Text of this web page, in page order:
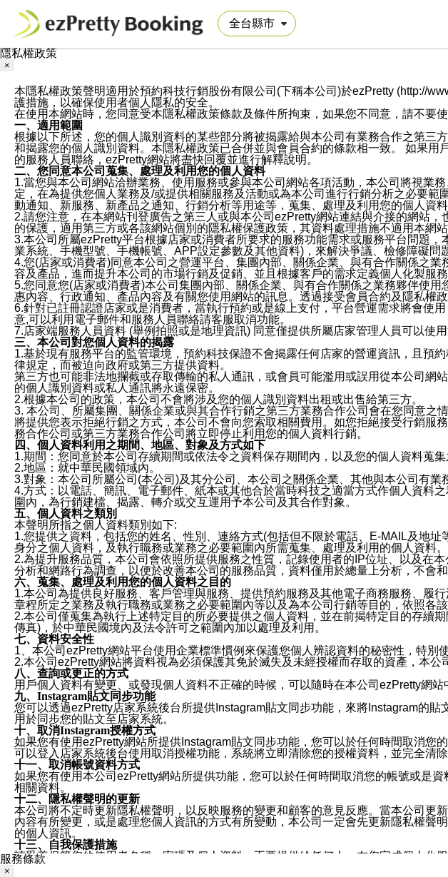
隱私權政策
×
本隱私權政策聲明適用於預約科技行銷股份有限公司(下稱本公司)於ezPretty (http://
護措施，以確保使用者個人隱私的安全。
在使用本網站時，您同意受本隱私權政策條款及條件所拘束，如果您不同意，請不要
一、適用範圍
根據以下所述，您的個人識別資料的某些部分將被揭露給與本公司有業務合作之第三
和揭露您的個人識別資料。本隱私權政策已合併並與會員合約的條款相一致。 如果
的服務人員聯絡，ezPretty網站將盡快回覆並進行解釋說明。
二、您同意本公司蒐集、處理及利用您的個人資料
1.當您與本公司網站洽辦業務、使用服務或參與本公司網站各項活動，本公司將視業
定，在為提供您個人業務及/或提供相關服務及活動或為本公司進行行銷分析之必要
動通知、新服務、新產品之通知、行銷分析等用途等，蒐集、處理及利用您的個人資料
2.請您注意，在本網站刊登廣告之第三人或與本公司ezPretty網站連結與介接的網站
的保護，適用第三方或各該網站個別的隱私權保護政策，其資料處理措施不適用本網
3.本公司所屬ezPretty平台根據店家或消費者所要求的服務功能需求或服務平台問題
業系統、手機型號、手機帳號、APP設定參數及其他資料)，來解決爭議、檢修障礙
4.您(店家或消費者)同意本公司之營運平台、集團內部、關係企業、與有合作關係之
容及產品，進而提升本公司的市場行銷及促銷、並且根據客戶的需求定義個人化製服
5.您同意您(店家或消費者)本公司集團內部、關係企業、與有合作關係之業務夥伴使
惠內容、行政通知、產品內容及有關您使用網站的訊息。透過接受會員合約及隱私權
6.針對已註冊認證店家或是消費者，當執行預約或是線上支付，平台營運需求將會使
意,可以利用電子郵件和服務人員聯絡請客服取消功能。
7.店家端服務人員資料 (舉例拍照或是地理資訊) 同意僅提供所屬店家管理人員可以使
三、本公司對您個人資料的揭露
1.基於現有服務平台的監管環境，預約科技保證不會揭露任何店家的營運資訊，且預
律規定，而被迫向政府或第三方提供資料。
第三方也可能非法地攔截或存取傳輸的私人通訊，或會員可能濫用或誤用從本公司
的個人識別資料或私人通訊將永遠保密。
2.根據本公司的政策，本公司不會將涉及您的個人識別資料出租或出售給第三方。
3. 本公司、所屬集團、關係企業或與其合作行銷之第三方業務合作公司會在您同意之
將提供您表示拒絕行銷之方式，本公司不會向您索取相關費用。如您拒絕接受行銷
務合作公司或第三方業務合作公司將立即停止利用您的個人資料行銷。
四、個人資料利用之期間、地區、對象及方式如下
1.期間：您同意於本公司存續期間或依法令之資料保存期間內，以及您的個人資料蒐
2.地區：就中華民國領域內。
3.對象：本公司所屬公司(本公司)及其分公司、本公司之關係企業、其他與本公司有業
4.方式：以電話、簡訊、電子郵件、紙本或其他合於當時科技之適當方式作個人資料
圍內，為行銷建檔、揭露、轉介或交互運用予本公司及其合作對象。
五、個人資料之類別
本聲明所指之個人資料類別如下:
1.您提供之資料，包括您的姓名、性別、連絡方式(包括但不限於電話、E-MAIL及地
身分之個人資料，及執行職務或業務之必要範圍內所需蒐集、處理及利用的個人資料。
2.為提升服務品質，本公司會依照所提供服務之性質，記錄使用者的IP位址、以及在
分析和網路行為調查，以便於改善本公司的服務品質，資料僅用於總量上分析，不會和
六、蒐集、處理及利用您的個人資料之目的
1.本公司為提供良好服務、客戶管理與服務、提供預約服務及其他電子商務服務、履
章程所定之業務及執行職務或業務之必要範圍內等以及為本公司行銷等目的，依照各
2.本公司僅蒐集為執行上述特定目的所必要提供之個人資料，並在前揭特定目的存續
傳真)，於中華民國境內及法令許可之範圍內加以處理及利用。
七、資料安全性
1、本公司ezPretty網站平台使用企業標準慣例來保護您個人辨認資料的秘密性，特
2.本公司ezPretty網站將資料視為必須保護其免於滅失及未經授權而存取的資產，本
八、查詢或更正的方式
用戶個人資料有變更、或發現個人資料不正確的時候，可以隨時在本公司ezPretty網站
九、Instagram貼文同步功能
您可以透過ezPretty店家系統後台所提供Instagram貼文同步功能，來將Instagram的
用於同步您的貼文至店家系統。
十、取消Instagram授權方式
如果您有使用ezPretty網站所提供Instagram貼文同步功能，您可以於任何時間取消
可以登入店家系統後台使用取消授權功能，系統將立即清除您的授權資料，並完全清
十一、取消帳號資料方式
如果您有使用本公司ezPretty網站所提供功能，您可以於任何時間取消您的帳號或是
相關資料。
十二、隱私權聲明的更新
本公司將不定時更新隱私權聲明，以反映服務的變更和顧客的意見反應。當本公司更
內容有所變更，或是處理您個人資訊的方式有所變動，本公司一定會先更新隱私權
的個人資訊。
十三、自我保護措施
請妥善保管您的使用者名稱、密碼及個人資料，不要提供給任何人。在您完成個人
窗，以防止他人讀取您的個人資料、信件或進入所機關管理區。
服務條款
×